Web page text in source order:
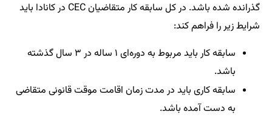
گذرانده شده باشد. در کل سابقه کار متقاضیان CEC در کانادا باید
شرایط زیر را فراهم کند:
سابقه کار باید مربوط به دوره‌ای ۱ ساله در ۳ سال گذشته
باشد.
سابقه کاری باید در مدت زمان اقامت موقت قانونی متقاضی
به دست آمده باشد.